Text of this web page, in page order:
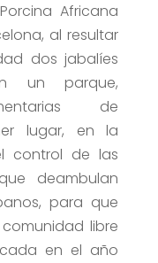
Africana
al resultar
dos jabalíes
un parque,
de
lugar, en la
control de las
deambulan
para que
libre
en el año